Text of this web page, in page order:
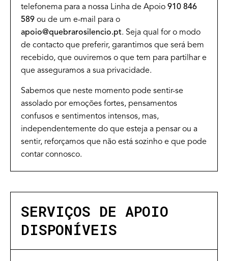
telefonema para a nossa Linha de Apoio 910 846
589 ou de um e-mail para o
apoio@quebrarosilencio.pt. Seja qual for o modo
de contacto que preferir, garantimos que será bem
recebido, que ouviremos o que tem para partilhar e
que asseguramos a sua privacidade.
Sabemos que neste momento pode sentir-se
assolado por emoções fortes, pensamentos
confusos e sentimentos intensos, mas,
independentemente do que esteja a pensar ou a
sentir, reforçamos que não está sozinho e que pode
contar connosco.
SERVIÇOS DE APOIO
DISPONÍVEIS